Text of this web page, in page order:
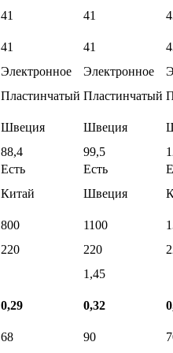
41 41
41 41
Электронное Электронное
Пластинчатый Пластинчатый
Швеция Швеция
88,4 99,5
Есть Есть
Китай Швеция
800 1100
220 220
1,45
0,29 0,32
68 90